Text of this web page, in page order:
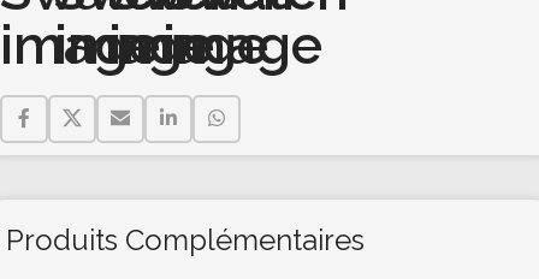
Produits Complémentaires